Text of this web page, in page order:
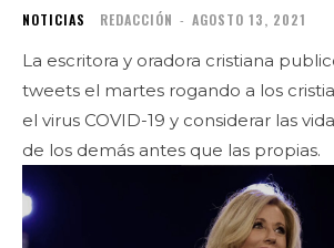
NOTICIAS REDACCIÓN - AGOSTO 13, 2021
La escritora y oradora cristiana
tweets el martes rogando a los
el virus COVID-19 y considerar las
de los demás antes que las propias.